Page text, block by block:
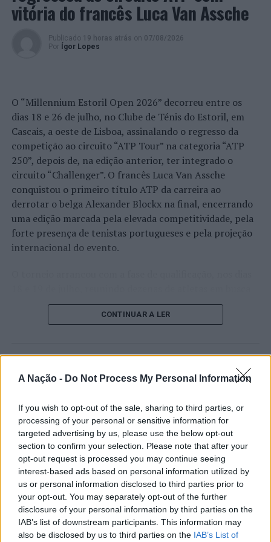
A Nação - Do Not Process My Personal Information
If you wish to opt-out of the sale, sharing to third parties, or
processing of your personal or sensitive information for
targeted advertising by us, please use the below opt-out
section to confirm your selection. Please note that after your
opt-out request is processed you may continue seeing
interest-based ads based on personal information utilized by
us or personal information disclosed to third parties prior to
your opt-out. You may separately opt-out of the further
disclosure of your personal information by third parties on the
IAB’s list of downstream participants. This information may
also be disclosed by us to third parties on the IAB’s List of
se apaixonar por e em Valença”, sublinha o Município.
Associação Empresarial de Viana do Castelo e do
TÓPICOS RELACIONADOS: CONCURSO
DESTAQUE
DIA DOS NAMORADOS
FOTOGRAFIA VALENÇA
PRÓXIMO
Distrito de Lisboa: 170 detenções no último fim de
semana
NÃO PERCA
Lisboa: PSP aumenta incidência de fiscalização em
condutores de velocípedes
vitória do francês Luca Van Assche
Publicado 19 horas atrás on 07/08/2026
Por
Ígor Lopes
O “Millennium Estoril Open 2026” decorreu entre os
dias 18 e 26 de julho, no Clube de Ténis do Estoril, em
Cascais, a oeste de Lisboa, assinalando o regresso da
competição ao circuito “ATP Tour” na categoria “ATP
250”, depois de, na edição anterior, ter integrado o
circuito “Challenger”. O francês Luca Van Assche
conquistou o primeiro título ATP da carreira ao
derrotar o belga Alexander Blockx na final, encerrando
uma edição marcada pela elevada competitividade, pela
forte presença de tenistas portugueses e pela projeção
internacional do evento.
de um lugar no quadro principal. A cerimónia de
abertura contou com a presença do presidente da
concelho no centro do calendário internacional do
Apesar das desistências de última hora de jogadores
como Casper Ruud (Noruega), Alejandro Davidovich
Fokina (Espanha) e Matteo Arnaldi (Itália), a prova
apresentou um quadro competitivo de elevado nível,
liderado pelo russo Andrey Rublev, primeiro cabeça de
série, pelo italiano Luciano Darderi, pelo chileno
Alejandro Tabilo e pelo belga Alexander Blockx.
Um dos momentos mais aguardados da semana foi
também o regresso do suíço Stan Wawrinka ao Estoril,
CONTINUAR A LER
Castelo Branco: “Bienal
Internacional de Artes e Ofícios”
promete afirmar artesanato,
património e inovação como
“motores de desenvolvimento
económico e cultural” do município
português
1 dia atrás
07/08/2026
Por Ígor Lopes